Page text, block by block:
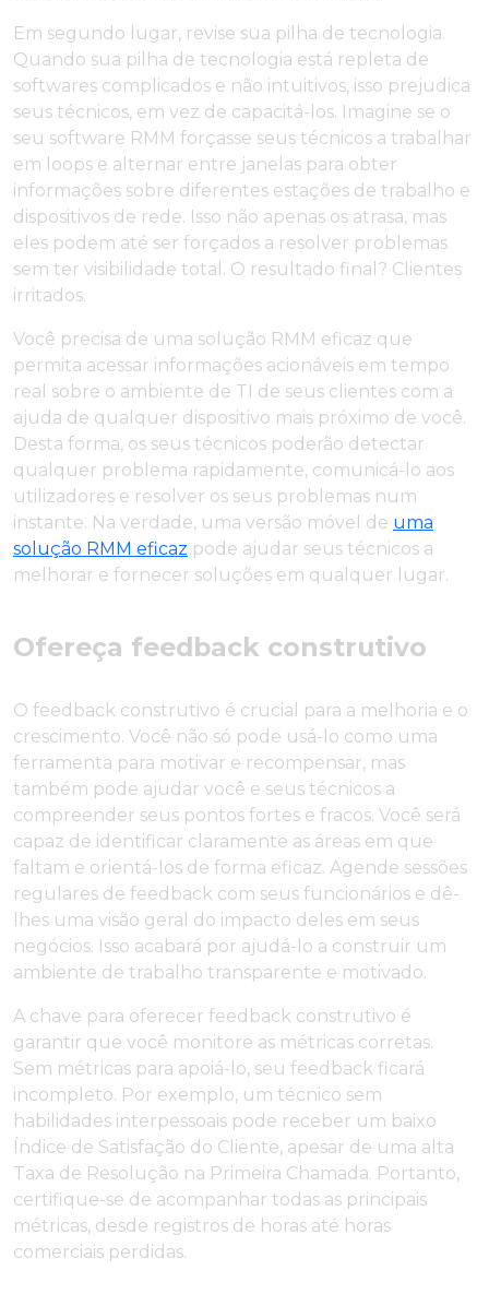
Em segundo lugar, revise sua pilha de tecnologia.
Quando sua pilha de tecnologia está repleta de
softwares complicados e não intuitivos, isso prejudica
seus técnicos, em vez de capacitá-los. Imagine se o
seu software RMM forçasse seus técnicos a trabalhar
em loops e alternar entre janelas para obter
informações sobre diferentes estações de trabalho e
dispositivos de rede. Isso não apenas os atrasa, mas
eles podem até ser forçados a resolver problemas
sem ter visibilidade total. O resultado final? Clientes
irritados.
Você precisa de uma solução RMM eficaz que
permita acessar informações acionáveis em tempo
real sobre o ambiente de TI de seus clientes com a
ajuda de qualquer dispositivo mais próximo de você.
Desta forma, os seus técnicos poderão detectar
qualquer problema rapidamente, comunicá-lo aos
utilizadores e resolver os seus problemas num
instante. Na verdade, uma versão móvel de uma
solução RMM eficaz pode ajudar seus técnicos a
melhorar e fornecer soluções em qualquer lugar.
Ofereça feedback construtivo
O feedback construtivo é crucial para a melhoria e o
crescimento. Você não só pode usá-lo como uma
ferramenta para motivar e recompensar, mas
também pode ajudar você e seus técnicos a
compreender seus pontos fortes e fracos. Você será
capaz de identificar claramente as áreas em que
faltam e orientá-los de forma eficaz. Agende sessões
regulares de feedback com seus funcionários e dê-
lhes uma visão geral do impacto deles em seus
negócios. Isso acabará por ajudá-lo a construir um
ambiente de trabalho transparente e motivado.
A chave para oferecer feedback construtivo é
garantir que você monitore as métricas corretas.
Sem métricas para apoiá-lo, seu feedback ficará
incompleto. Por exemplo, um técnico sem
habilidades interpessoais pode receber um baixo
Índice de Satisfação do Cliente, apesar de uma alta
Taxa de Resolução na Primeira Chamada. Portanto,
certifique-se de acompanhar todas as principais
métricas, desde registros de horas até horas
comerciais perdidas.